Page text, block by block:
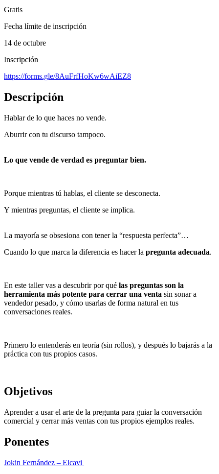
Gratis
Fecha límite de inscripción
14 de octubre
Inscripción
https://forms.gle/8AuFrfHoKw6wAiEZ8
Descripción
Hablar de lo que haces no vende.
Aburrir con tu discurso tampoco.
Lo que vende de verdad es preguntar bien.
Porque mientras tú hablas, el cliente se desconecta.
Y mientras preguntas, el cliente se implica.
La mayoría se obsesiona con tener la “respuesta perfecta”…
Cuando lo que marca la diferencia es hacer la pregunta adecuada.
En este taller vas a descubrir por qué las preguntas son la
herramienta más potente para cerrar una venta sin sonar a
vendedor pesado, y cómo usarlas de forma natural en tus
conversaciones reales.
Primero lo entenderás en teoría (sin rollos), y después lo bajarás a la
práctica con tus propios casos.
Objetivos
Aprender a usar el arte de la pregunta para guiar la conversación
comercial y cerrar más ventas con tus propios ejemplos reales.
Ponentes
Jokin Fernández – Elcavi